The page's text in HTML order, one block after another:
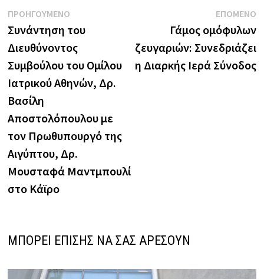
Πλοήγηση
άρθρων
ΠΡΟΗΓΟΥΜΕΝΟ
post:
Συνάντηση του
Διευθύνοντος
Συμβούλου του Ομίλου
Ιατρικού Αθηνών, Δρ.
Βασίλη
Αποστολόπουλου με
τον Πρωθυπουργό της
Αιγύπτου, Δρ.
Μουσταφά Μαντμπουλί
στο Κάϊρο
ΕΠΟΜΕΝΟ
Γάμος ομόφυλων
ζευγαριών: Συνεδριάζει
η Διαρκής Ιερά Σύνοδος
ΜΠΟΡΕΙ ΕΠΙΣΗΣ ΝΑ ΣΑΣ ΑΡΕΣΟΥΝ